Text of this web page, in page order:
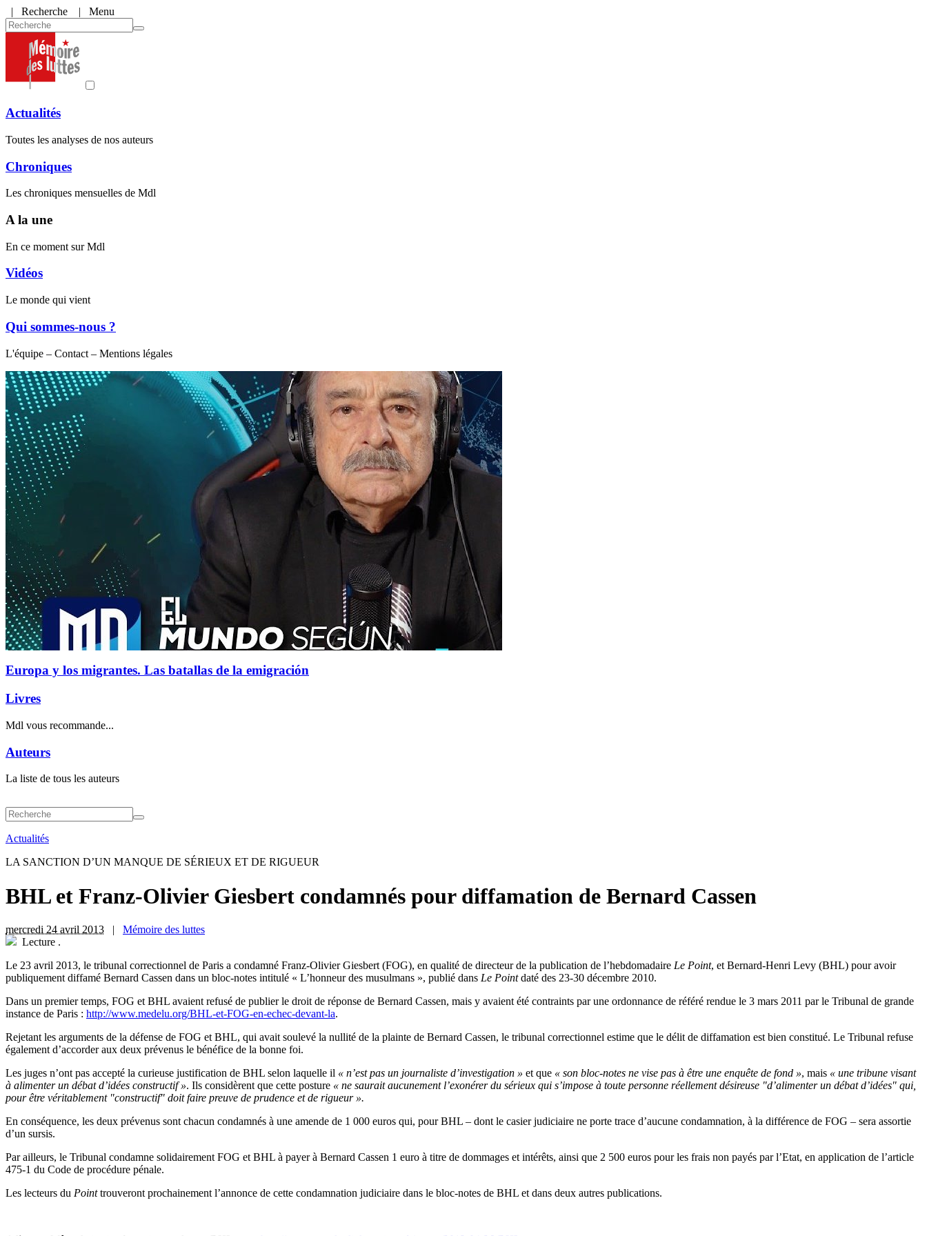
| Recherche | Menu
Actualités
Toutes les analyses de nos auteurs
Chroniques
Les chroniques mensuelles de Mdl
A la une
En ce moment sur Mdl
Vidéos
Le monde qui vient
Qui sommes-nous ?
L'équipe – Contact – Mentions légales
Europa y los migrantes. Las batallas de la emigración
Livres
Mdl vous recommande...
Auteurs
La liste de tous les auteurs
Actualités
LA SANCTION D’UN MANQUE DE SÉRIEUX ET DE RIGUEUR
BHL et Franz-Olivier Giesbert condamnés pour diffamation de Bernard Cassen
mercredi 24 avril 2013 | Mémoire des luttes
Lecture .
Le 23 avril 2013, le tribunal correctionnel de Paris a condamné Franz-Olivier Giesbert (FOG), en qualité de directeur de la publication de l’hebdomadaire Le Point, et Bernard-Henri Levy (BHL) pour avoir
publiquement diffamé Bernard Cassen dans un bloc-notes intitulé « L’honneur des musulmans », publié dans Le Pointdaté des 23-30 décembre 2010.
Dans un premier temps, FOG et BHL avaient refusé de publier le droit de réponse de Bernard Cassen, mais y avaient été contraints par une ordonnance de référé rendue le 3 mars 2011 par le Tribunal de grande
instance de Paris : http://www.medelu.org/BHL-et-FOG-en-echec-devant-la.
Rejetant les arguments de la défense de FOG et BHL, qui avait soulevé la nullité de la plainte de Bernard Cassen, le tribunal correctionnel estime que le délit de diffamation est bien constitué. Le Tribunal refuse
également d’accorder aux deux prévenus le bénéfice de la bonne foi.
Les juges n’ont pas accepté la curieuse justification de BHL selon laquelle il « n’est pas un journaliste d’investigation » et que « son bloc-notes ne vise pas à être une enquête de fond », mais « une tribune visant
à alimenter un débat d’idées constructif ». Ils considèrent que cette posture « ne saurait aucunement l’exonérer du sérieux qui s’impose à toute personne réellement désireuse "d’alimenter un débat d’idées" qui,
pour être véritablement "constructif" doit faire preuve de prudence et de rigueur ».
En conséquence, les deux prévenus sont chacun condamnés à une amende de 1 000 euros qui, pour BHL – dont le casier judiciaire ne porte trace d’aucune condamnation, à la différence de FOG – sera assortie
d’un sursis.
Par ailleurs, le Tribunal condamne solidairement FOG et BHL à payer à Bernard Cassen 1 euro à titre de dommages et intérêts, ainsi que 2 500 euros pour les frais non payés par l’Etat, en application de l’article
475-1 du Code de procédure pénale.
Les lecteurs du Pointtrouveront prochainement l’annonce de cette condamnation judiciaire dans le bloc-notes de BHL et dans deux autres publications.